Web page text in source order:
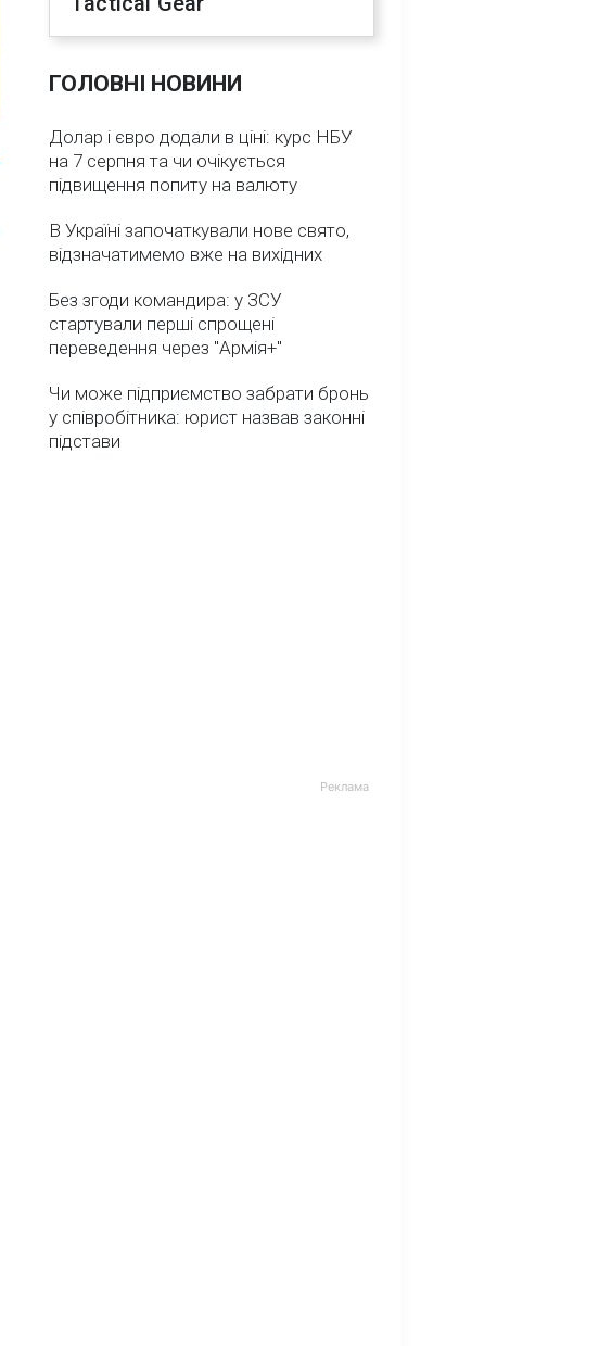
ГОЛОВНІ НОВИНИ
Долар і євро додали в ціні: курс НБУ
на 7 серпня та чи очікується
підвищення попиту на валюту
В Україні започаткували нове свято,
відзначатимемо вже на вихідних
Без згоди командира: у ЗСУ
стартували перші спрощені
переведення через "Армія+"
Чи може підприємство забрати бронь
у співробітника: юрист назвав законні
підстави